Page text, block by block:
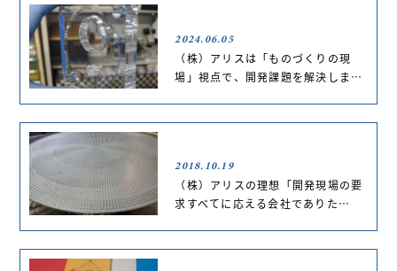
2024.06.05
（株）アリスは「ものづくりの現
場」視点で、開発課題を解決しま…
2018.10.19
（株）アリスの理想「開発現場の要
求すべてに応える会社でありた…